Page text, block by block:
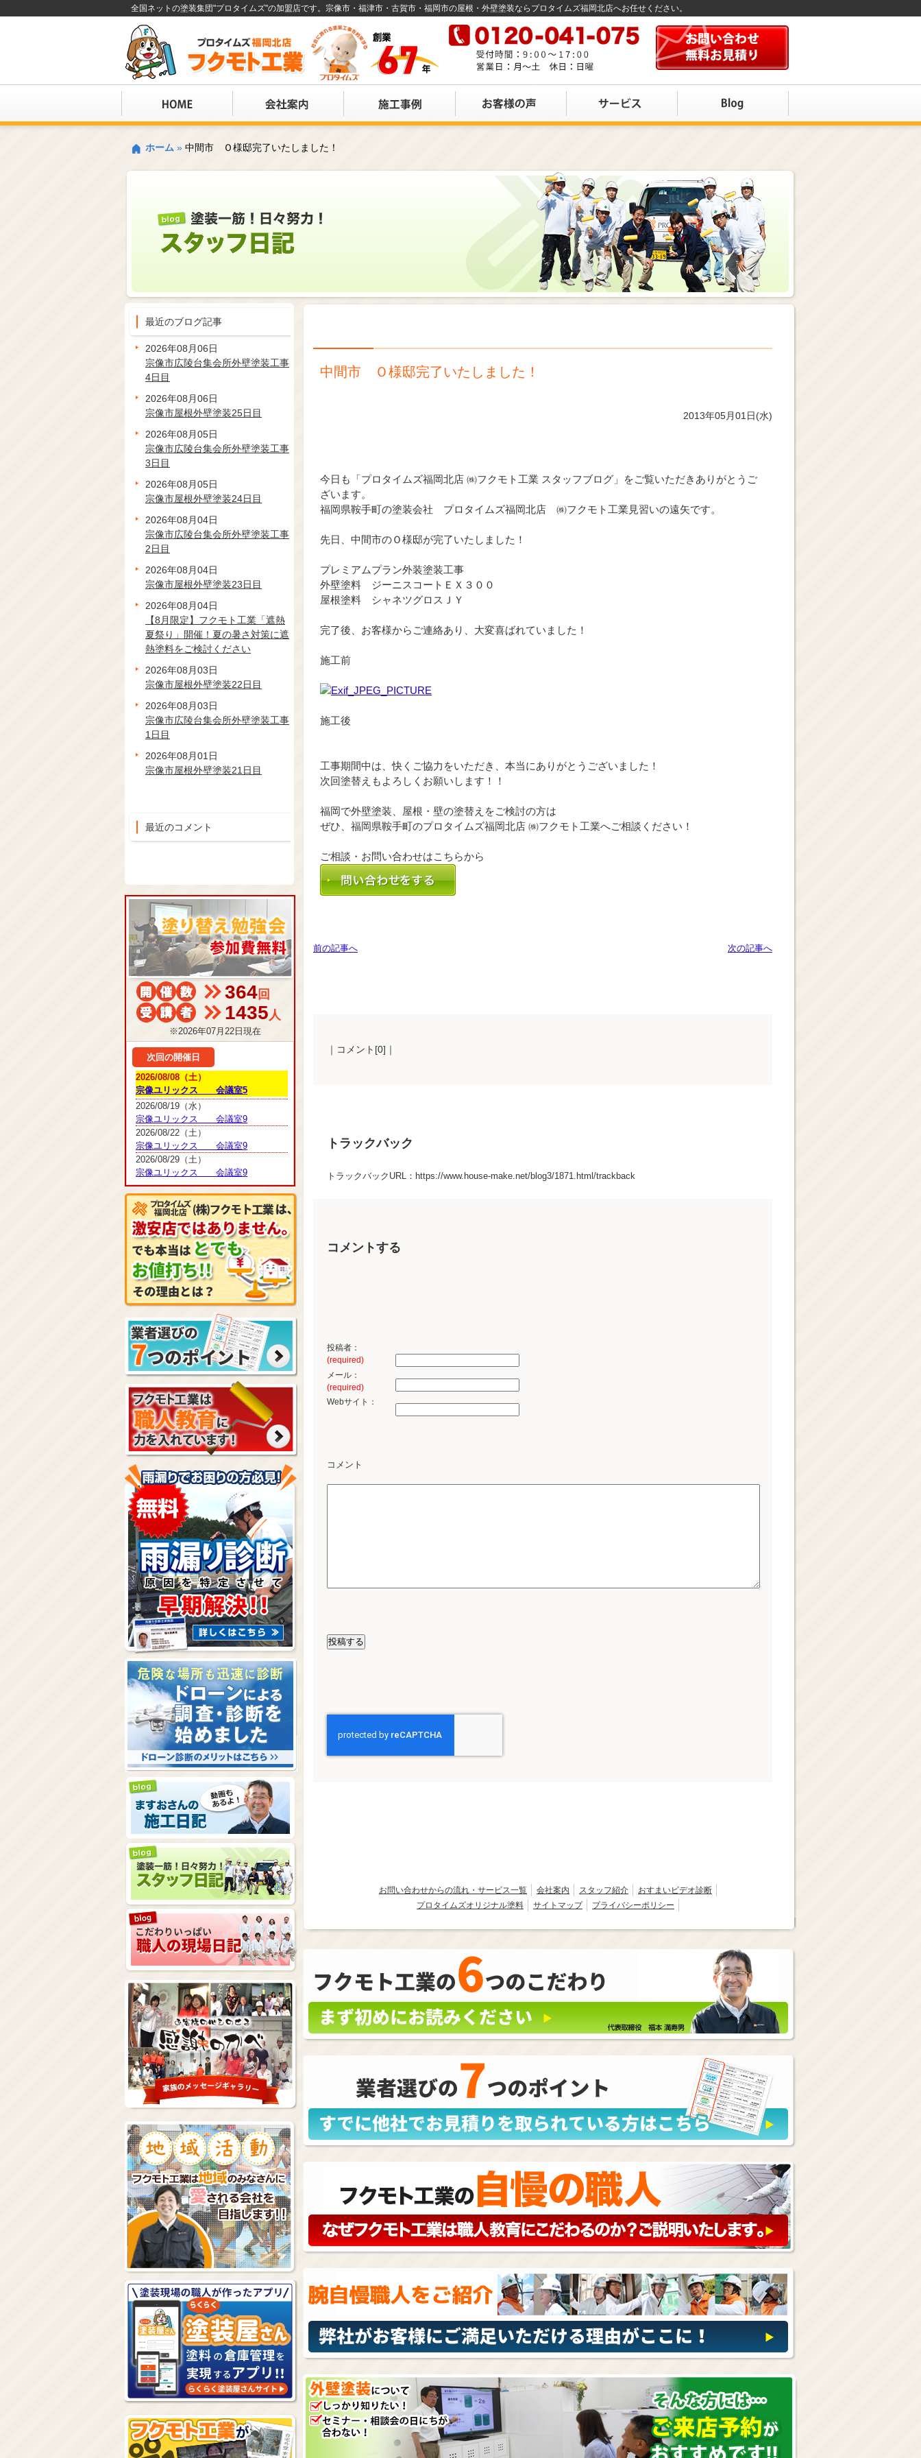
全国ネットの塗装集団"プロタイムズ"の加盟店です。宗像市・福津市・古賀市・福岡市の屋根・外壁塗装ならプロタイムズ福岡北店へお任せください。
ホーム » 中間市 Ｏ様邸完了いたしました！
中間市 Ｏ様邸完了いたしました！
2013年05月01日(水)
今日も「プロタイムズ福岡北店 ㈱フクモト工業 スタッフブログ」をご覧いただきありがとうご
ざいます。
福岡県鞍手町の塗装会社 プロタイムズ福岡北店 ㈱フクモト工業見習いの遠矢です。
先日、中間市のＯ様邸が完了いたしました！
プレミアムプラン外装塗装工事
外壁塗料 ジーニスコートＥＸ３００
屋根塗料 シャネツグロスＪＹ
完了後、お客様からご連絡あり、大変喜ばれていました！
施工前
施工後
工事期間中は、快くご協力をいただき、本当にありがとうございました！
次回塗替えもよろしくお願いします！！
福岡で外壁塗装、屋根・壁の塗替えをご検討の方は
ぜひ、福岡県鞍手町のプロタイムズ福岡北店 ㈱フクモト工業へご相談ください！
ご相談・お問い合わせはこちらから
次の記事へ
前の記事へ
｜コメント[0]｜
トラックバック
トラックバックURL：https://www.house-make.net/blog3/1871.html/trackback
コメントする
投稿者：
(required)
メール：
(required)
Webサイト：
コメント
お問い合わせからの流れ・サービス一覧 会社案内 スタッフ紹介
おすまいビデオ診断
プロタイムズオリジナル塗料
サイトマップ プライバシーポリシー
最近のブログ記事
2026年08月06日
宗像市広陵台集会所外壁塗装工事
4日目
2026年08月06日
宗像市屋根外壁塗装25日目
2026年08月05日
宗像市広陵台集会所外壁塗装工事
3日目
2026年08月05日
宗像市屋根外壁塗装24日目
2026年08月04日
宗像市広陵台集会所外壁塗装工事
2日目
2026年08月04日
宗像市屋根外壁塗装23日目
2026年08月04日
【8月限定】フクモト工業「遮熱
夏祭り」開催！夏の暑さ対策に遮
熱塗料をご検討ください
2026年08月03日
宗像市屋根外壁塗装22日目
2026年08月03日
宗像市広陵台集会所外壁塗装工事
1日目
2026年08月01日
宗像市屋根外壁塗装21日目
最近のコメント
364回
1435人
※2026年07月22日現在
次回の開催日
2026/08/08（土）
宗像ユリックス 会議室5
2026/08/19（水）
宗像ユリックス 会議室9
2026/08/22（土）
宗像ユリックス 会議室9
2026/08/29（土）
宗像ユリックス 会議室9